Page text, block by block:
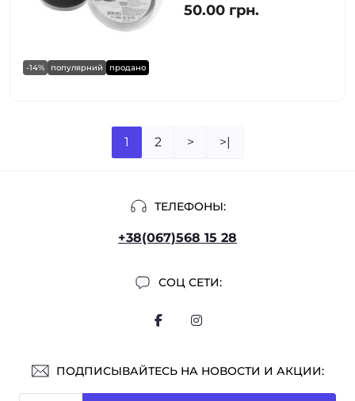
-14% популярний продано
50.00 грн.
1 2 > >|
ТЕЛЕФОНЫ:
+38(067)568 15 28
СОЦ СЕТИ:
ПОДПИСЫВАЙТЕСЬ НА НОВОСТИ И АКЦИИ: